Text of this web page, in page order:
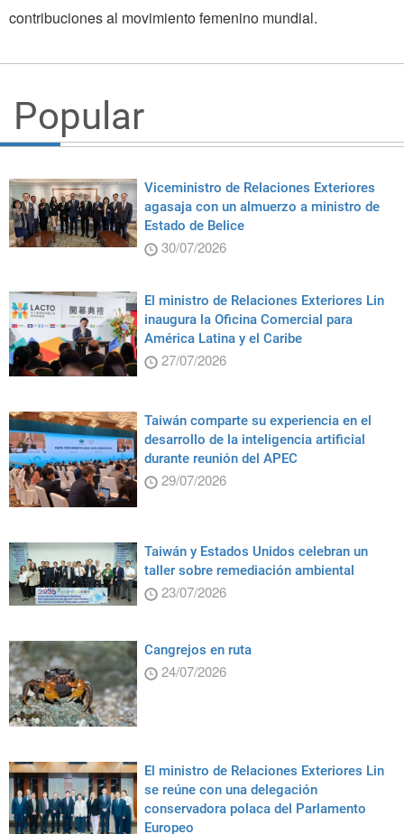
contribuciones al movimiento femenino mundial.
Popular
Viceministro de Relaciones Exteriores
agasaja con un almuerzo a ministro de
Estado de Belice
30/07/2026
El ministro de Relaciones Exteriores Lin
inaugura la Oficina Comercial para
América Latina y el Caribe
27/07/2026
Taiwán comparte su experiencia en el
desarrollo de la inteligencia artificial
durante reunión del APEC
29/07/2026
Taiwán y Estados Unidos celebran un
taller sobre remediación ambiental
23/07/2026
Cangrejos en ruta
24/07/2026
El ministro de Relaciones Exteriores Lin
se reúne con una delegación
conservadora polaca del Parlamento
Europeo